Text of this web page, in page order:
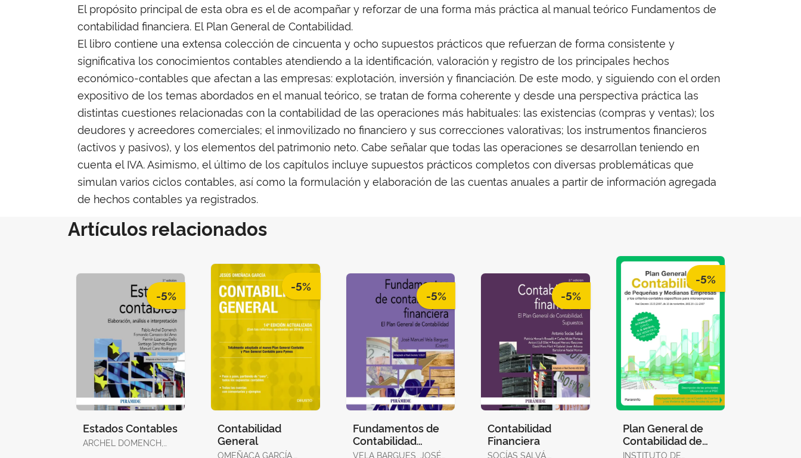
El propósito principal de esta obra es el de acompañar y reforzar de una forma más práctica al manual teórico Fundamentos de
contabilidad financiera. El Plan General de Contabilidad.
El libro contiene una extensa colección de cincuenta y ocho supuestos prácticos que refuerzan de forma consistente y
significativa los conocimientos contables atendiendo a la identificación, valoración y registro de los principales hechos
económico-contables que afectan a las empresas: explotación, inversión y financiación. De este modo, y siguiendo con el orden
expositivo de los temas abordados en el manual teórico, se tratan de forma coherente y desde una perspectiva práctica las
distintas cuestiones relacionadas con la contabilidad de las operaciones más habituales: las existencias (compras y ventas); los
deudores y acreedores comerciales; el inmovilizado no financiero y sus correcciones valorativas; los instrumentos financieros
(activos y pasivos), y los elementos del patrimonio neto. Cabe señalar que todas las operaciones se desarrollan teniendo en
cuenta el IVA. Asimismo, el último de los capítulos incluye supuestos prácticos completos con diversas problemáticas que
simulan varios ciclos contables, así como la formulación y elaboración de las cuentas anuales a partir de información agregada
de hechos contables ya registrados.
Artículos relacionados
-5%
Estados Contables
ARCHEL DOMENCH,
-5%
Contabilidad
General
OMEÑACA GARCÍA,
-5%
Fundamentos de
Contabilidad
Financiera
VELA BARGUES, JOSÉ
-5%
Contabilidad
Financiera
SOCÍAS SALVÁ,
-5%
Plan General de
Contabilidad de
Pequeñas y
INSTITUTO DE